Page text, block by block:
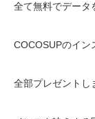
全て無料でデータ
COCOSUPのイン
全部プレゼントし